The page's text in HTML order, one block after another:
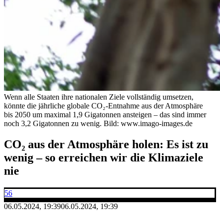
Wenn alle Staaten ihre nationalen Ziele vollständig umsetzen,
könnte die jährliche globale CO₂-Entnahme aus der Atmosphäre
bis 2050 um maximal 1,9 Gigatonnen ansteigen – das sind immer
noch 3,2 Gigatonnen zu wenig. Bild: www.imago-images.de
CO₂ aus der Atmosphäre holen: Es ist zu
wenig – so erreichen wir die Klimaziele
nie
56
06.05.2024, 19:3906.05.2024, 19:39